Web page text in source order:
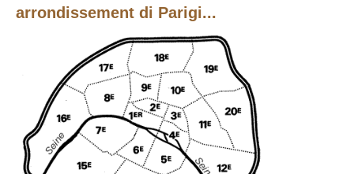
arrondissement di Parigi...